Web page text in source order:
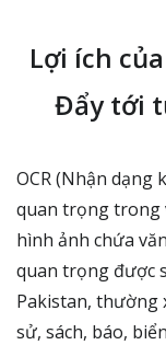
Lợi ích
Đẩy tới
OCR (Nhận dạng
quan trọng trong
hình ảnh chứa
quan trọng được
Pakistan, thường
sử, sách, báo,